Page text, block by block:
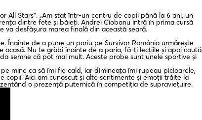
All Stars”. „Am stat într-un centru de copii până la 6 ani, un
dintre fete și băieți. Andrei Ciobanu intră în prima cursă
va desfășura marea finală din această seară.
Înainte de a pune un pariu pe Survivor România urmărește
acasă. Nu te grăbi înainte de a paria, fă-ți lecțiile și apoi caută
semne că pot mai mult. Aceste probe sunt unele sportive și
mine ca să îmi fie cald, iar dimineața îmi rupeau picioarele,
Aici am cunoscut și alte sentimente și emoții trăite la
o prezență puternică în competiția de supraviețuire.